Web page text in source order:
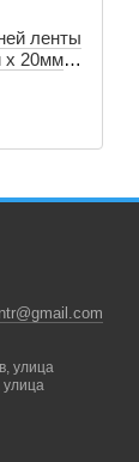
ленты
х 20мм
улица
улица